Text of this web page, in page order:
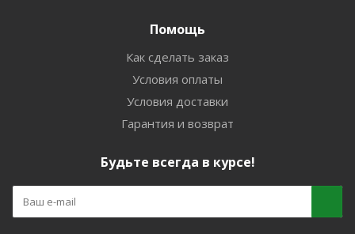
Помощь
Как сделать заказ
Условия оплаты
Условия доставки
Гарантия и возврат
Будьте всегда в курсе!